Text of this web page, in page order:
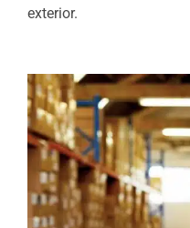
exterior.